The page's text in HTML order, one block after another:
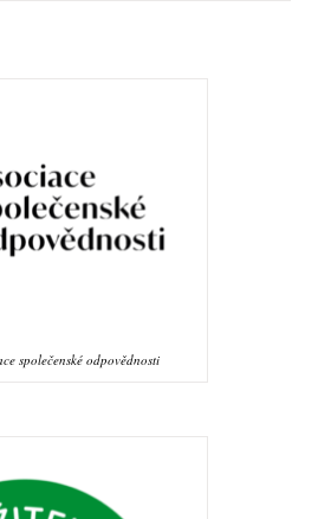
společenské odpovědnosti